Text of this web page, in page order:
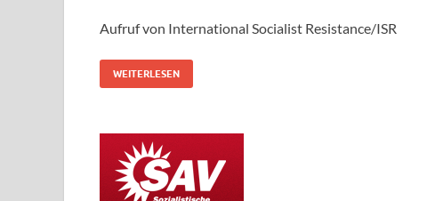
Aufruf von International Socialist Resistance/ISR
WEITERLESEN